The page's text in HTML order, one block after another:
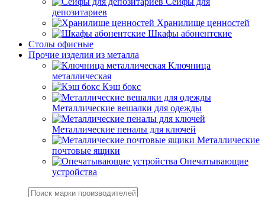
депозитариев
Хранилище ценностей
Шкафы абонентские
Столы офисные
Прочие изделия из металла
Ключница
металлическая
Кэш бокс
Металлические вешалки для одежды
Металлические пеналы для ключей
Металлические
почтовые ящики
Опечатывающие
устройства